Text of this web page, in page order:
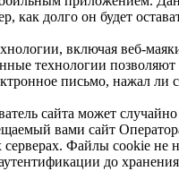
как долго он будет
включая веб-
технологии
письмо, нажал
сайта может
вами сайт
Файлы cookie
до